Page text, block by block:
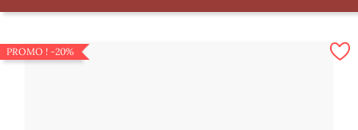
PROMO ! -20%